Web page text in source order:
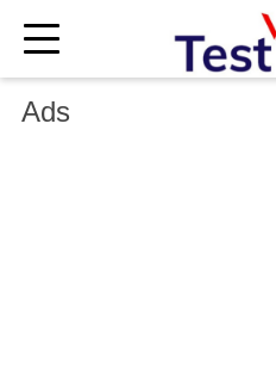
Ads
×